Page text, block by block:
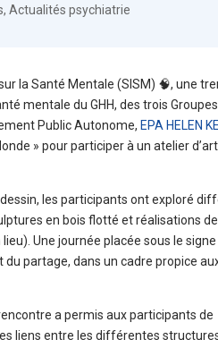
,Actualités psychiatrie
la Santé Mentale (SISM) 🧠, une
mentale du GHH, des trois Groupes
Public Autonome, EPA HELEN
» pour participer à un atelier
les participants ont exploré
en bois flotté et réalisations
Une journée placée sous le signe
du partage, dans un cadre propice
a permis aux participants de
liens entre les différentes